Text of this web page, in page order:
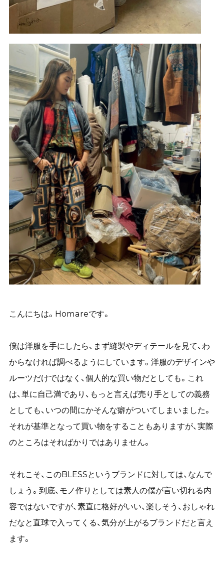
こんにちは。Homareです。
僕は洋服を手にしたら、まず縫製やディテールを見て、わ
からなければ調べるようにしています。洋服のデザインや
ルーツだけではなく、個人的な買い物だとしても。これ
は、単に自己満であり、もっと言えば売り手としての義務
としても、いつの間にかそんな癖がついてしまいました。
それが基準となって買い物をすることもありますが、実際
のところはそればかりではありません。
それこそ、このBLESSというブランドに対しては、なんで
しょう。到底、モノ作りとしては素人の僕が言い切れる内
容ではないですが、素直に格好がいい、楽しそう、おしゃれ
だなと直球で入ってくる、気分が上がるブランドだと言え
ます。